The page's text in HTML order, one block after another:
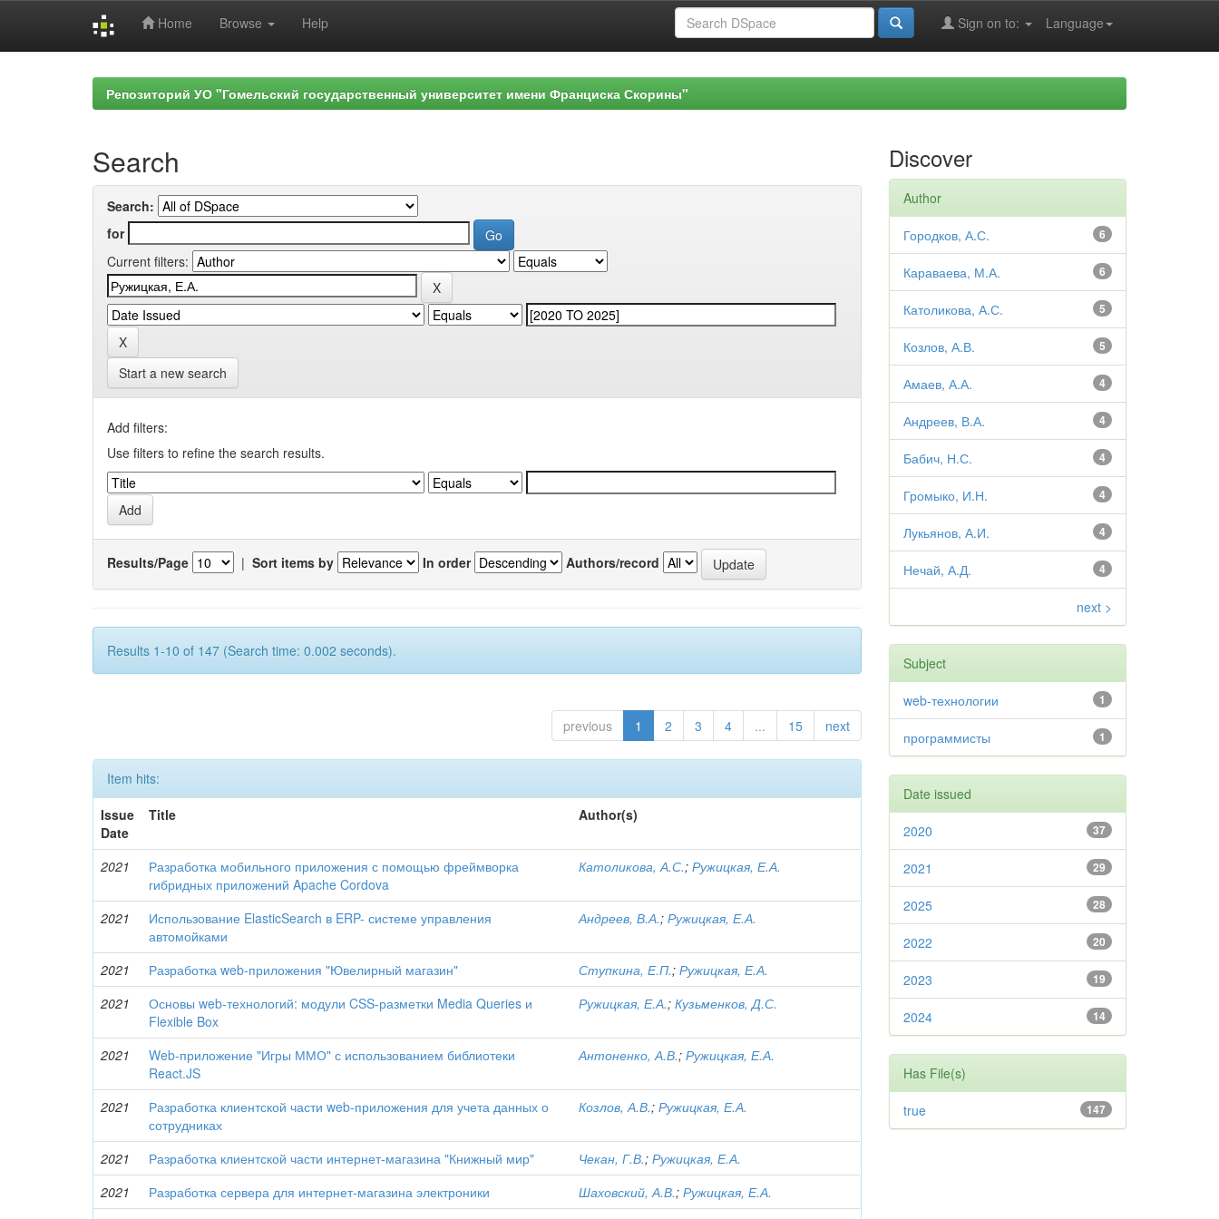
Home Browse Help Language
Sign on to:
Репозиторий УО "Гомельский государственный университет имени Франциска Скорины"
Search
Search:
for
Current filters:
Start a new search
Add filters:
Use filters to refine the search results.
Results/Page | Sort items by In order Authors/record
Results 1-10 of 147 (Search time: 0.002 seconds).
previous 1 2 3 4 ... 15 next
Item hits:
Issue
Date
Title Author(s)
2021
Разработка мобильного приложения с помощью фреймворка
гибридных приложений Apache Cordova
Католикова, А.С.;Ружицкая, Е.А.
2021
Использование ElasticSearch в ERP- системе управления
автомойками
Андреев, В.А.;Ружицкая, Е.А.
2021 Разработка web-приложения "Ювелирный магазин" Ступкина, Е.П.;Ружицкая, Е.А.
2021
Основы web-технологий: модули CSS-разметки Media Queries и
Flexible Box
Ружицкая, Е.А.;Кузьменков, Д.С.
2021
Web-приложение "Игры ММО" с использованием библиотеки
React.JS
Антоненко, А.В.;Ружицкая, Е.А.
2021
Разработка клиентской части web-приложения для учета данных о
сотрудниках
Козлов, А.В.;Ружицкая, Е.А.
2021 Разработка клиентской части интернет-магазина "Книжный мир" Чекан, Г.В.;Ружицкая, Е.А.
2021
Разработка сервера для интернет-магазина электроники Шаховский, А.В.;Ружицкая, Е.А.
Discover
Author
6
Городков, А.С.
6
Караваева, М.А.
5
Католикова, А.С.
5
Козлов, А.В.
4
Амаев, А.А.
4
Андреев, В.А.
4
Бабич, Н.С.
4
Громыко, И.Н.
4
Лукьянов, А.И.
4
Нечай, А.Д.
next >
Subject
1
web-технологии
1
программисты
Date issued
37
2020
29
2021
28
2025
20
2022
19
2023
14
2024
Has File(s)
147
true